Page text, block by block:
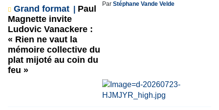
Grand format
Paul
Magnette invite
Ludovic Vanackere :
« Rien ne vaut la
mémoire collective du
plat mijoté au coin du
feu »
Par Stéphane Vande Velde